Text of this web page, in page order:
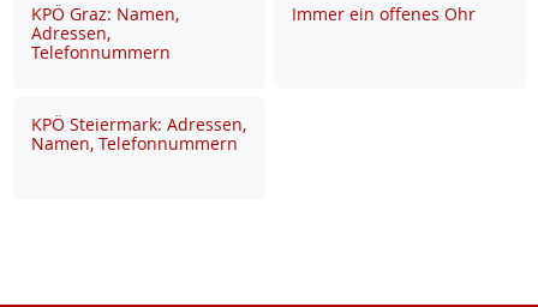
KPÖ Graz: Namen,
Adressen,
Telefonnummern
Immer ein offenes Ohr
KPÖ Steiermark: Adressen,
Namen, Telefonnummern